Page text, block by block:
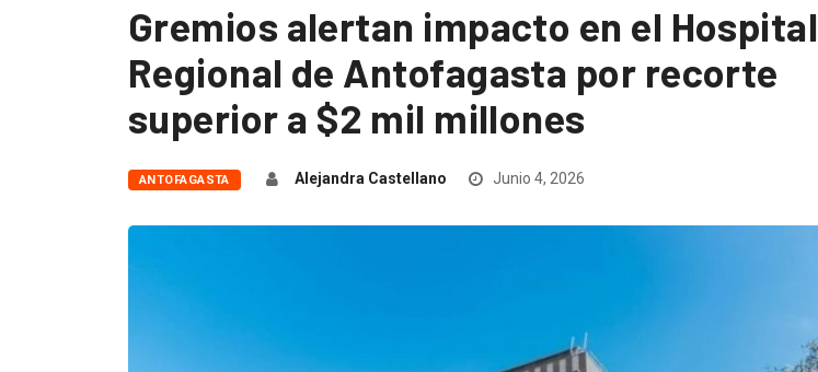
Gremios alertan impacto en el Hospital
Regional de Antofagasta por recorte
superior a $2 mil millones
ANTOFAGASTA Alejandra Castellano Junio 4, 2026